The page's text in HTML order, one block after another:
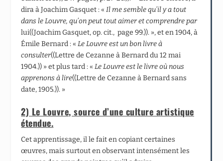
dira à Joachim Gasquet : « Il me semble qu’il y a tout
dans le Louvre, qu’on peut tout aimer et comprendre par
lui((Joachim Gasquet, op. cit., page 99.)). », et en 1904, à
Émile Bernard : «Le Louvre est un bon livre à
consulter((Lettre de Cezanne à Bernard du 12 mai
1904.)) » et plus tard : «Le Louvre est le livre où nous
apprenons à lire((Lettre de Cezanne à Bernard sans
date, 1905.)). »
2) Le Louvre, source d’une culture artistique
étendue.
Cet apprentissage, il le fait en copiant certaines
œuvres, mais surtout en observant intensément les